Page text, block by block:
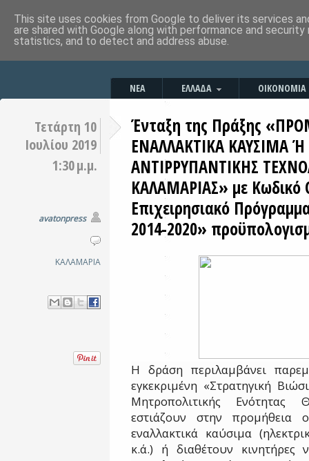
ΝΕΑ ΕΛΛΑΔΑ ΟΙΚΟΝΟΜΙΑ
Τετάρτη 10
Ιουλίου 2019
1:30 μ.μ.
avatonpress
ΚΑΛΑΜΑΡΙΑ
Ένταξη της Πράξης
ΕΝΑΛΛΑΚΤΙΚΑ ΚΑΥΣΙΜΑ
ΑΝΤΙΡΡΥΠΑΝΤΙΚΗΣ
ΚΑΛΑΜΑΡΙΑΣ» με Κωδικό
Επιχειρησιακό
2014-2020»
Η δράση περιλαμβάνει
εγκεκριμένη «Στρατηγική
Μητροπολιτικής Ενότητας
εστιάζουν στην προμήθεια
εναλλακτικά καύσιμα
κ.ά.) ή διαθέτουν κινητήρες
This site uses cookies from Google to deliver its services
are shared with Google along with performance and
statistics, and to detect and address abuse.